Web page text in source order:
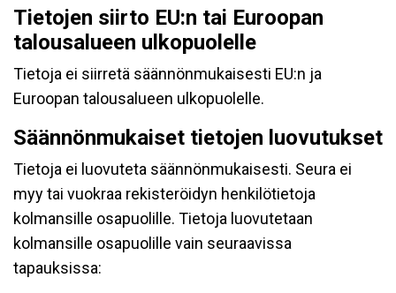
Tietojen siirto EU:n tai Euroopan
talousalueen ulkopuolelle
Tietoja ei siirretä säännönmukaisesti EU:n ja
Euroopan talousalueen ulkopuolelle.
Säännönmukaiset tietojen luovutukset
Tietoja ei luovuteta säännönmukaisesti. Seura ei
myy tai vuokraa rekisteröidyn henkilötietoja
kolmansille osapuolille. Tietoja luovutetaan
kolmansille osapuolille vain seuraavissa
tapauksissa: